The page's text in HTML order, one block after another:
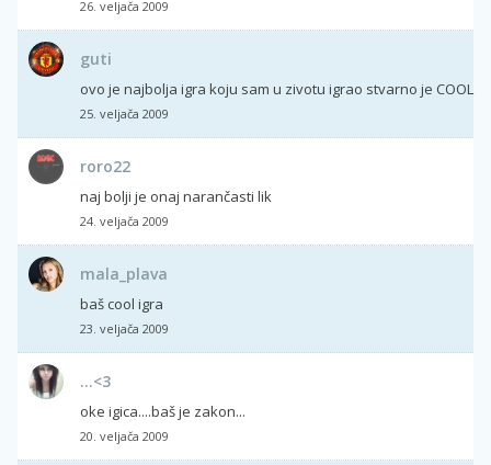
26. veljača 2009
guti
ovo je najbolja igra koju sam u zivotu igrao stvarno je COOL
25. veljača 2009
roro22
naj bolji je onaj narančasti lik
24. veljača 2009
mala_plava
baš cool igra
23. veljača 2009
...<3
oke igica....baš je zakon...
20. veljača 2009